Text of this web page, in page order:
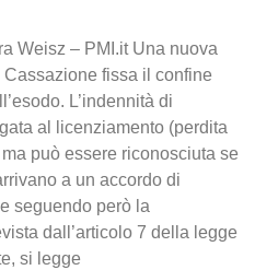
Weisz – PMI.it Una nuova
fissa il confine
L’indennità di
al licenziamento (perdita
può essere riconosciuta se
a un accordo di
seguendo però la
dall’articolo 7 della legge
si legge